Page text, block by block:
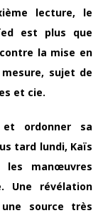
lecture, le
est plus que
la mise en
sujet de
et cie.
ordonner sa
tard lundi, Kaïs
manœuvres
Une révélation
source très